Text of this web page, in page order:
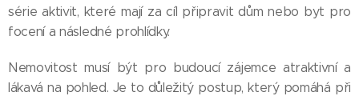
série aktivit, které mají za cíl připravit dům nebo byt pro
focení a následné prohlídky.
Nemovitost musí být pro budoucí zájemce atraktivní a
lákavá na pohled. Je to důležitý postup, který pomáhá při